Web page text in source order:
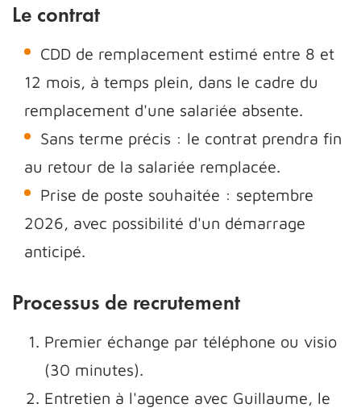
Le contrat
CDD de remplacement estimé entre 8 et
12 mois, à temps plein, dans le cadre du
remplacement d'une salariée absente.
Sans terme précis : le contrat prendra fin
au retour de la salariée remplacée.
Prise de poste souhaitée : septembre
2026, avec possibilité d'un démarrage
anticipé.
Processus de recrutement
Premier échange par téléphone ou visio
(30 minutes).
Entretien à l'agence avec Guillaume, le